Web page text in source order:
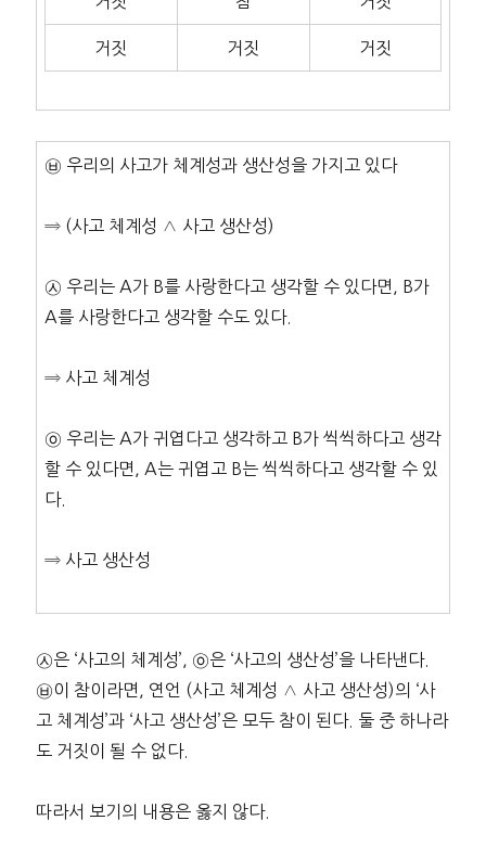
거짓 거짓 거짓
㉥ 우리의 사고가 체계성과 생산성을 가지고 있다
⇒ (사고 체계성 ∧ 사고 생산성)
㉦ 우리는 A가 B를 사랑한다고 생각할 수 있다면, B가
A를 사랑한다고 생각할 수도 있다.
⇒ 사고 체계성
㉧ 우리는 A가 귀엽다고 생각하고 B가 씩씩하다고 생각
할 수 있다면, A는 귀엽고 B는 씩씩하다고 생각할 수 있
다.
⇒ 사고 생산성
㉦은 ‘사고의 체계성’, ㉧은 ‘사고의 생산성’을 나타낸다.
㉥이 참이라면, 연언 (사고 체계성 ∧ 사고 생산성)의 ‘사
고 체계성’과 ‘사고 생산성’은 모두 참이 된다. 둘 중 하나라
도 거짓이 될 수 없다.
따라서 보기의 내용은 옳지 않다.